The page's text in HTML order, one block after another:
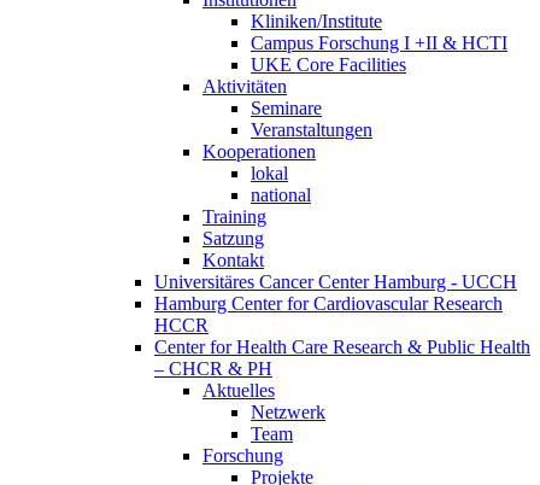
Kliniken/Institute
Campus Forschung I +II & HCTI
UKE Core Facilities
Aktivitäten
Seminare
Veranstaltungen
Kooperationen
lokal
national
Training
Satzung
Kontakt
Universitäres Cancer Center Hamburg - UCCH
Hamburg Center for Cardiovascular Research
HCCR
Center for Health Care Research & Public Health
– CHCR & PH
Aktuelles
Netzwerk
Team
Forschung
Projekte